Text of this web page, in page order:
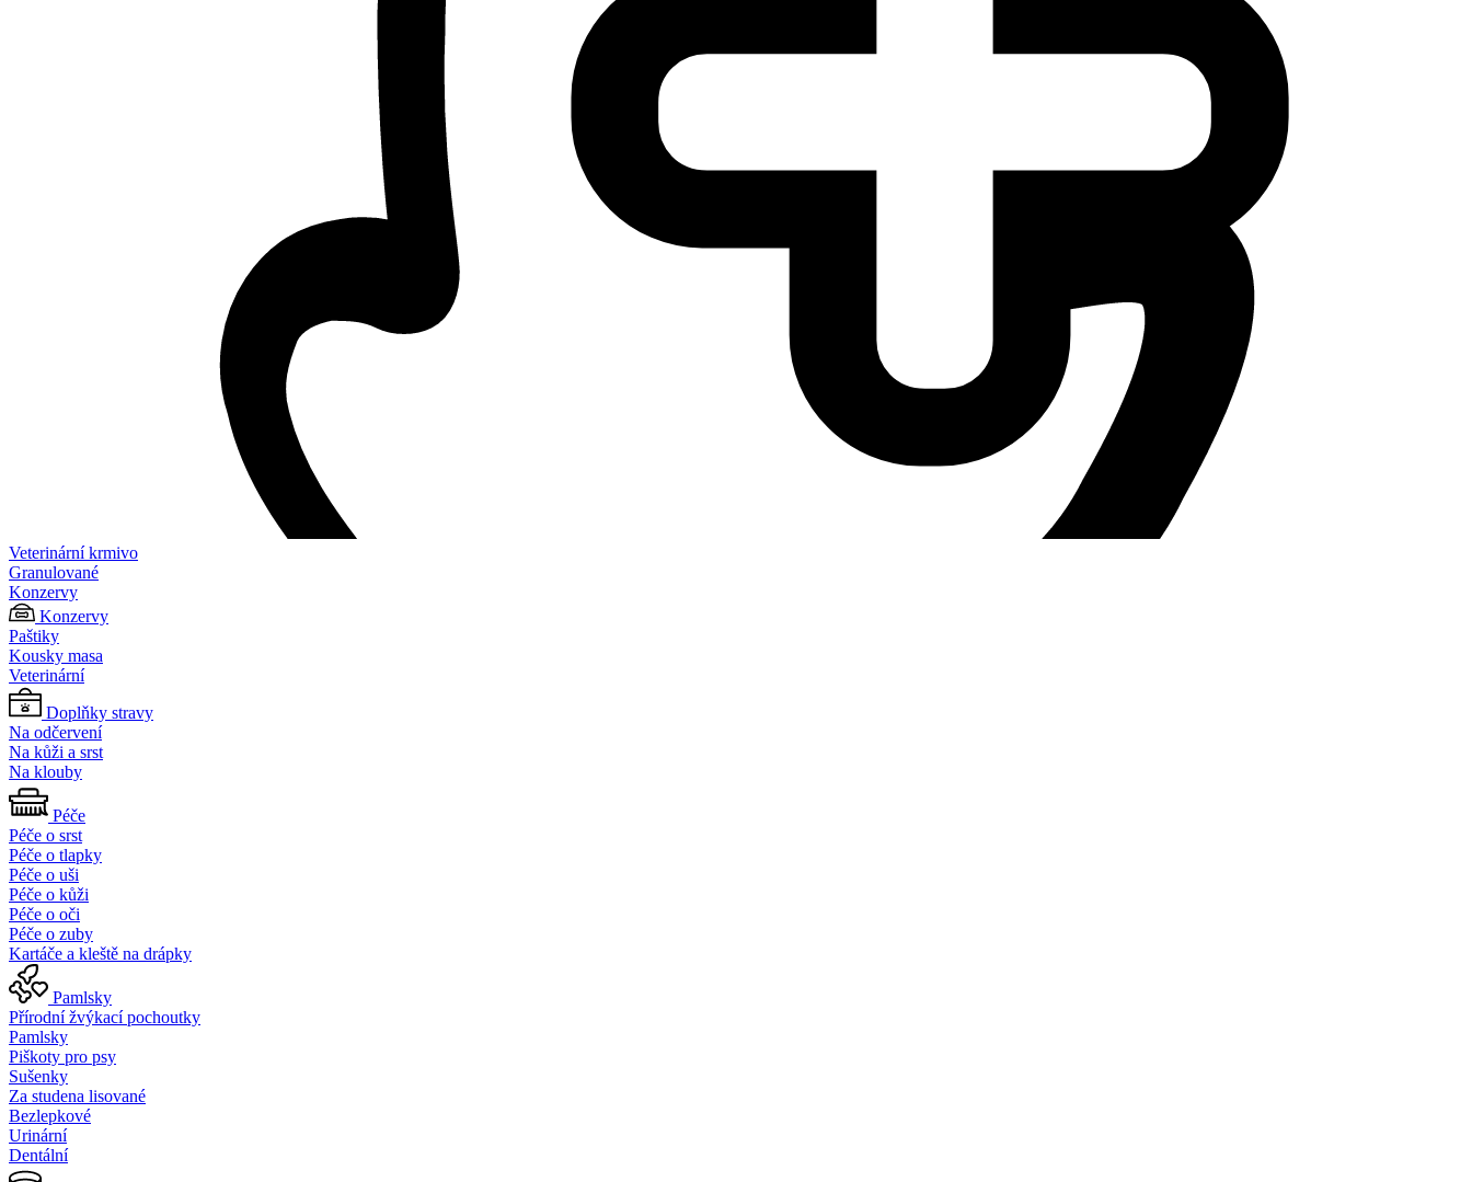
Veterinární krmivo
Granulované
Konzervy
Konzervy
Paštiky
Kousky masa
Veterinární
Doplňky stravy
Na odčervení
Na kůži a srst
Na klouby
Péče
Péče o srst
Péče o tlapky
Péče o uši
Péče o kůži
Péče o oči
Péče o zuby
Kartáče a kleště na drápky
Pamlsky
Přírodní žvýkací pochoutky
Pamlsky
Piškoty pro psy
Sušenky
Za studena lisované
Bezlepkové
Urinární
Dentální